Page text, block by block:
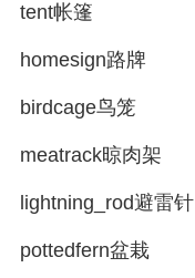
tent帐篷
homesign路牌
birdcage鸟笼
meatrack晾肉架
lightning_rod避雷针
pottedfern盆栽